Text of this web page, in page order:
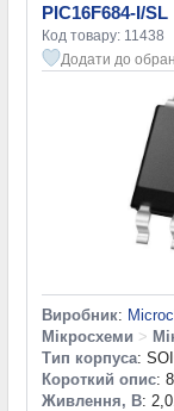
PIC16F684-I/SL
Код товару: 11438
Додати до
Виробник:
Мікросхеми >
Тип корпуса:
Короткий опис:
Живлення, В: